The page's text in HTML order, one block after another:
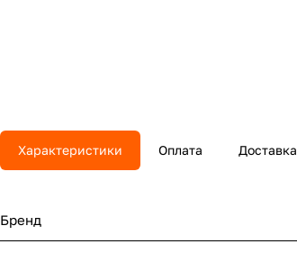
Характеристики Оплата Доставка
Бренд